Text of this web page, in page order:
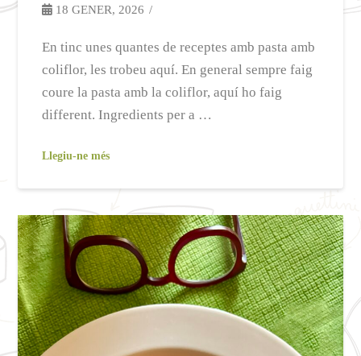
18 GENER, 2026
En tinc unes quantes de receptes amb pasta amb
coliflor, les trobeu aquí. En general sempre faig
coure la pasta amb la coliflor, aquí ho faig
different. Ingredients per a …
Llegiu-ne més